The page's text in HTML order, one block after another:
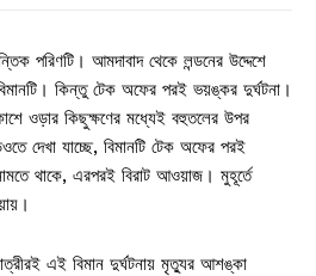
পরিণটি। আমদাবাদ থেকে লন্ডনের উদ্দেশে
কিন্তু টেক অফের পরই ভয়ঙ্কর দুর্ঘটনা।
ওড়ার কিছুক্ষণের মধ্যেই বহুতলের উপর
দেখা যাচ্ছে, বিমানটি টেক অফের পরই
থাকে, এরপরই বিরাট আওয়াজ। মুহূর্তে
এই বিমান দুর্ঘটনায় মৃত্যুর আশঙ্কা